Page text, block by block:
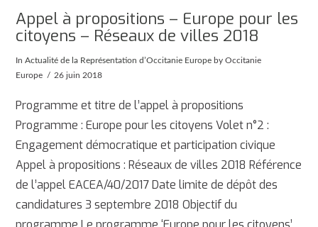
Appel à propositions – Europe pour les
citoyens – Réseaux de villes 2018
InActualité de la Représentation d’Occitanie Europe by Occitanie
Europe
26 juin 2018
Programme et titre de l’appel à propositions
Programme : Europe pour les citoyens Volet n°2 :
Engagement démocratique et participation civique
Appel à propositions : Réseaux de villes 2018 Référence
de l’appel EACEA/40/2017 Date limite de dépôt des
candidatures 3 septembre 2018 Objectif du